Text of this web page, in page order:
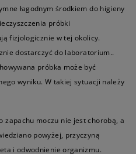
łagodnym środkiem do higieny
próbki
fizjologicznie w tej okolicy.
dostarczyć do laboratorium..
próbka może być
wyniku. W takiej sytuacji należy
zapachu moczu nie jest chorobą, a
powyżej, przyczyną
i odwodnienie organizmu.